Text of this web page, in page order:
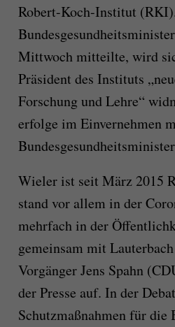
Robert-Koch-Institut
Mittwoch mitteilte, wird
Präsident des Instituts
Forschung und Lehre“
erfolge im Einvernehmen
Wieler ist seit März 2015
stand vor allem in der
mehrfach in der
gemeinsam mit
Vorgänger Jens Spahn
der Presse auf. In der
Schutzmaßnahmen für die